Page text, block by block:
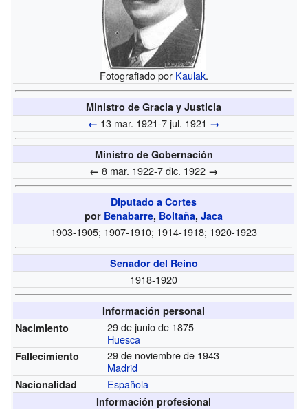
Fotografiado por Kaulak.
Ministro de Gracia y Justicia
← 13 mar. 1921-7 jul. 1921 →
Ministro de Gobernación
← 8 mar. 1922-7 dic. 1922 →
Diputado a Cortes
por Benabarre, Boltaña,Jaca
1903-1905; 1907-1910; 1914-1918; 1920-1923
Senador del Reino
1918-1920
Información personal
Nacimiento
29 de junio de 1875
Huesca
Fallecimiento
29 de noviembre de 1943
Madrid
Nacionalidad Española
Información profesional